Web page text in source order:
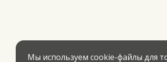
Мы используем cookie-файлы для